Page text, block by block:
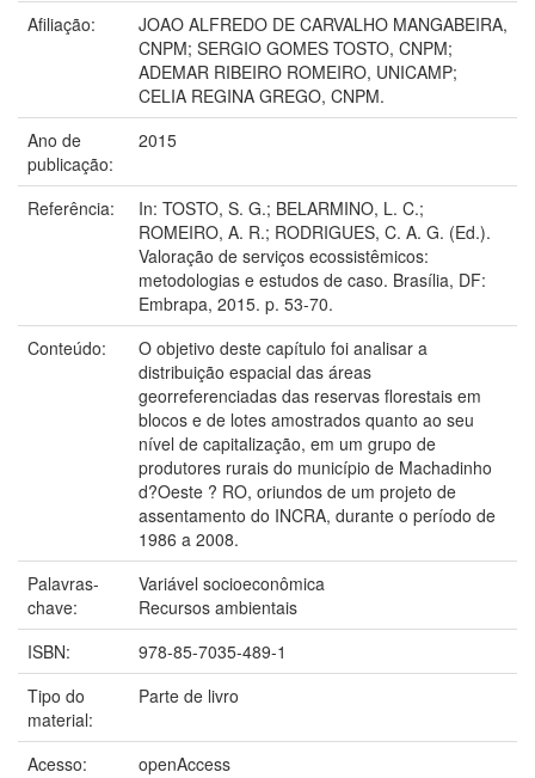
Afiliação:
JOAO ALFREDO DE CARVALHO MANGABEIRA,
CNPM; SERGIO GOMES TOSTO, CNPM;
ADEMAR RIBEIRO ROMEIRO, UNICAMP;
CELIA REGINA GREGO, CNPM.
Ano de
publicação:
2015
Referência:
In: TOSTO, S. G.; BELARMINO, L. C.;
ROMEIRO, A. R.; RODRIGUES, C. A. G. (Ed.).
Valoração de serviços ecossistêmicos:
metodologias e estudos de caso. Brasília, DF:
Embrapa, 2015. p. 53-70.
Conteúdo:
O objetivo deste capítulo foi analisar a
distribuição espacial das áreas
georreferenciadas das reservas florestais em
blocos e de lotes amostrados quanto ao seu
nível de capitalização, em um grupo de
produtores rurais do município de Machadinho
d?Oeste ? RO, oriundos de um projeto de
assentamento do INCRA, durante o período de
1986 a 2008.
Palavras-
chave:
Variável socioeconômica
Recursos ambientais
ISBN:
978-85-7035-489-1
Tipo do
material:
Parte de livro
Acesso:
openAccess